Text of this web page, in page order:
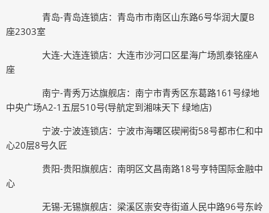
青岛-青岛连锁店：青岛市市南区山东路6号华润大厦B
座2303室
大连-大连连锁店：大连市沙河口区星海广场凯泰铭座A
座
南宁-青秀万达旗舰店：南宁市青秀区东葛路161号绿地
中央广场A2-1五层510号(导航定到湘味天下 绿地店)
宁波-宁波连锁店：宁波市海曙区碶闸街58号都市仁和中
心20层8号久匠
贵阳-贵阳旗舰店：南明区文昌南路18号亨特国际金融中
心
无锡-无锡旗舰店：梁溪区崇安寺街道人民中路96号东岭